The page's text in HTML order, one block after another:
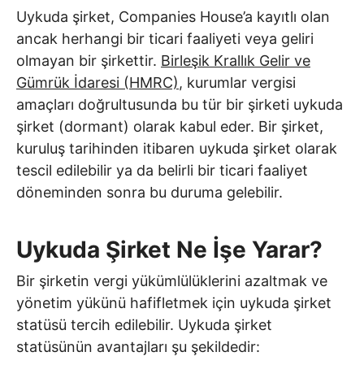
Uykuda şirket, Companies House’a kayıtlı olan
ancak herhangi bir ticari faaliyeti veya geliri
olmayan bir şirkettir. Birleşik Krallık Gelir ve
Gümrük İdaresi (HMRC), kurumlar vergisi
amaçları doğrultusunda bu tür bir şirketi uykuda
şirket (dormant) olarak kabul eder. Bir şirket,
kuruluş tarihinden itibaren uykuda şirket olarak
tescil edilebilir ya da belirli bir ticari faaliyet
döneminden sonra bu duruma gelebilir.
Uykuda Şirket Ne İşe Yarar?
Bir şirketin vergi yükümlülüklerini azaltmak ve
yönetim yükünü hafifletmek için uykuda şirket
statüsü tercih edilebilir. Uykuda şirket
statüsünün avantajları şu şekildedir: